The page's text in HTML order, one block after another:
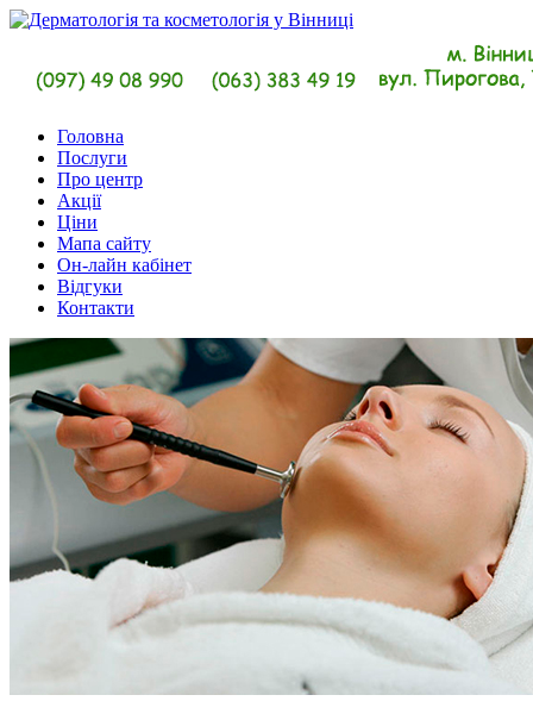
Головна
Послуги
Про центр
Акції
Ціни
Мапа сайту
Он-лайн кабінет
Відгуки
Контакти